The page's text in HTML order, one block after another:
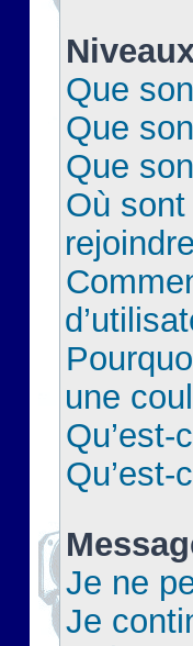
Que
Que
Que
Où
une
Qu’est-
Qu’est-
Je ne
Je